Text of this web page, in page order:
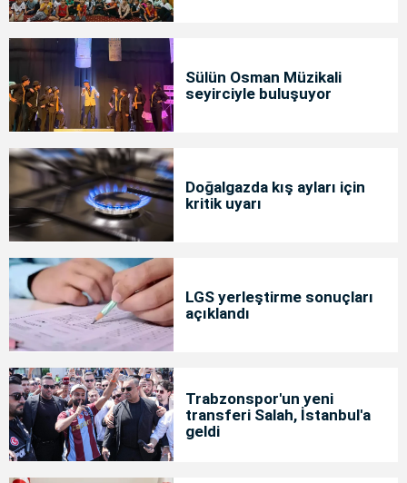
Sülün Osman Müzikali
seyirciyle buluşuyor
Doğalgazda kış ayları için
kritik uyarı
LGS yerleştirme sonuçları
açıklandı
Trabzonspor'un yeni
transferi Salah, İstanbul'a
geldi